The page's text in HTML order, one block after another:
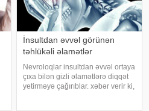
İnsultdan əvvəl görünən
təhlükəli əlamətlər
Nevroloqlar insultdan əvvəl ortaya
çıxa bilən gizli əlamətlərə diqqət
yetirməyə çağırıblar. xəbər verir ki,